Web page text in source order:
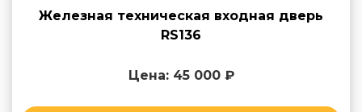
Железная техническая входная дверь
RS136
Цена: 45 000 ₽